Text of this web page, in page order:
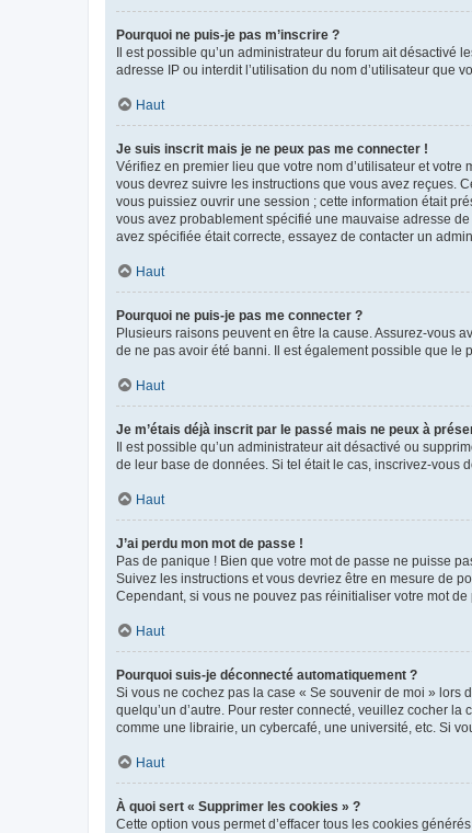
Pourquoi ne puis-je pas m’inscrire ?
Il est possible qu’un administrateur du forum ait
adresse IP ou interdit l’utilisation du nom d’utilisateur que
Haut
Je suis inscrit mais je ne peux pas me connecter !
Vérifiez en premier lieu que votre nom d’utilisateur et
vous devrez suivre les instructions que vous avez reçues.
vous puissiez ouvrir une session ; cette information était
vous avez probablement spécifié une mauvaise adresse
avez spécifiée était correcte, essayez de contacter un
Haut
Pourquoi ne puis-je pas me connecter ?
Plusieurs raisons peuvent en être la cause. Assurez-vous
de ne pas avoir été banni. Il est également possible que le
Haut
Je m’étais déjà inscrit par le passé mais ne peux à
Il est possible qu’un administrateur ait désactivé ou
de leur base de données. Si tel était le cas, inscrivez-vous
Haut
J’ai perdu mon mot de passe !
Pas de panique ! Bien que votre mot de passe ne puisse
Suivez les instructions et vous devriez être en mesure de
Cependant, si vous ne pouvez pas réinitialiser votre mot
Haut
Pourquoi suis-je déconnecté automatiquement ?
Si vous ne cochez pas la case « Se souvenir de moi » lors
quelqu’un d’autre. Pour rester connecté, veuillez cocher
comme une librairie, un cybercafé, une université, etc. Si
Haut
À quoi sert « Supprimer les cookies » ?
Cette option vous permet d’effacer tous les cookies